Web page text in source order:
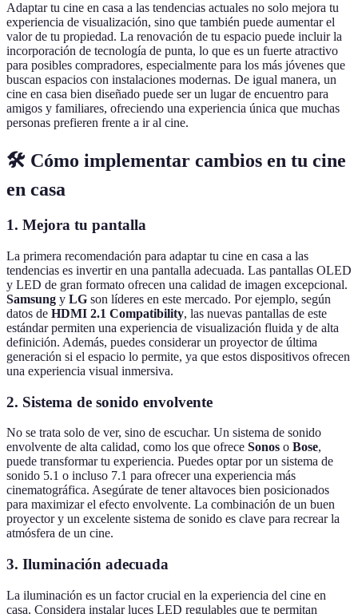
Adaptar tu cine en casa a las tendencias actuales no solo mejora tu
experiencia de visualización, sino que también puede aumentar el
valor de tu propiedad. La renovación de tu espacio puede incluir la
incorporación de tecnología de punta, lo que es un fuerte atractivo
para posibles compradores, especialmente para los más jóvenes que
buscan espacios con instalaciones modernas. De igual manera, un
cine en casa bien diseñado puede ser un lugar de encuentro para
amigos y familiares, ofreciendo una experiencia única que muchas
personas prefieren frente a ir al cine.
🛠️ Cómo implementar cambios en tu cine
en casa
1. Mejora tu pantalla
La primera recomendación para adaptar tu cine en casa a las
tendencias es invertir en una pantalla adecuada. Las pantallas OLED
y LED de gran formato ofrecen una calidad de imagen excepcional.
Samsung y LG son líderes en este mercado. Por ejemplo, según
datos de HDMI 2.1 Compatibility, las nuevas pantallas de este
estándar permiten una experiencia de visualización fluida y de alta
definición. Además, puedes considerar un proyector de última
generación si el espacio lo permite, ya que estos dispositivos ofrecen
una experiencia visual inmersiva.
2. Sistema de sonido envolvente
No se trata solo de ver, sino de escuchar. Un sistema de sonido
envolvente de alta calidad, como los que ofrece Sonos o Bose,
puede transformar tu experiencia. Puedes optar por un sistema de
sonido 5.1 o incluso 7.1 para ofrecer una experiencia más
cinematográfica. Asegúrate de tener altavoces bien posicionados
para maximizar el efecto envolvente. La combinación de un buen
proyector y un excelente sistema de sonido es clave para recrear la
atmósfera de un cine.
3. Iluminación adecuada
La iluminación es un factor crucial en la experiencia del cine en
casa. Considera instalar luces LED regulables que te permitan